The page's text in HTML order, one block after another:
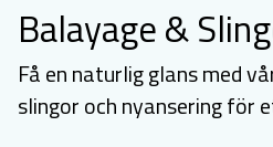
Balayage &
Få en naturlig glans med
slingor och nyansering för